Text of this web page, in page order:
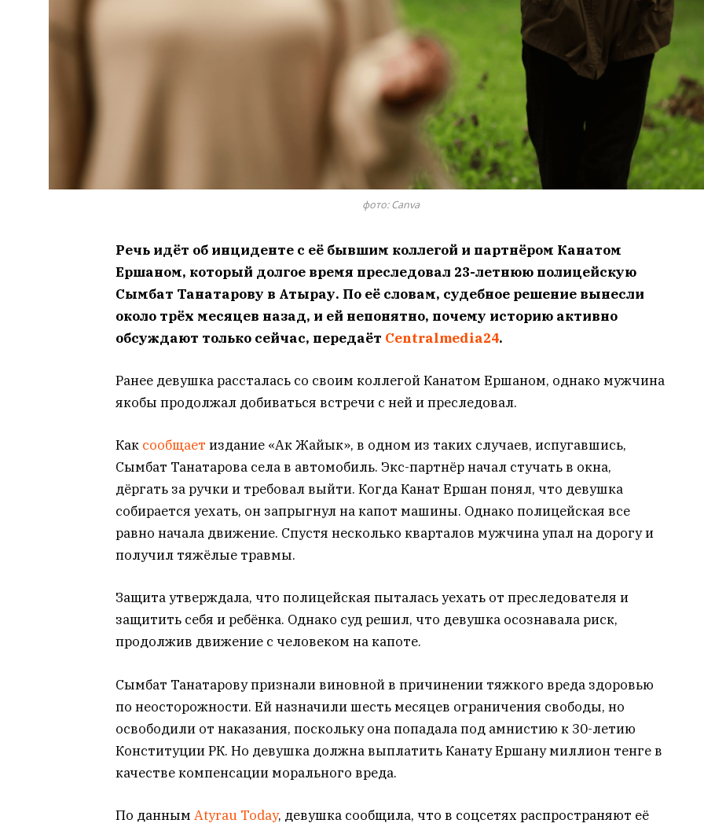
фото: Canva
Речь идёт об инциденте с её бывшим коллегой и партнёром Канатом
Ершаном, который долгое время преследовал 23-летнюю полицейскую
Сымбат Танатарову в Атырау. По её словам, судебное решение вынесли
около трёх месяцев назад, и ей непонятно, почему историю активно
обсуждают только сейчас, передаёт Centralmedia24.
Ранее девушка рассталась со своим коллегой Канатом Ершаном, однако мужчина
якобы продолжал добиваться встречи с ней и преследовал.
Как сообщает издание «Ак Жайык», в одном из таких случаев, испугавшись,
Сымбат Танатарова села в автомобиль. Экс-партнёр начал стучать в окна,
дёргать за ручки и требовал выйти. Когда Канат Ершан понял, что девушка
собирается уехать, он запрыгнул на капот машины. Однако полицейская все
равно начала движение. Спустя несколько кварталов мужчина упал на дорогу и
получил тяжёлые травмы.
Защита утверждала, что полицейская пыталась уехать от преследователя и
защитить себя и ребёнка. Однако суд решил, что девушка осознавала риск,
продолжив движение с человеком на капоте.
Сымбат Танатарову признали виновной в причинении тяжкого вреда здоровью
по неосторожности. Ей назначили шесть месяцев ограничения свободы, но
освободили от наказания, поскольку она попадала под амнистию к 30-летию
Конституции РК. Но девушка должна выплатить Канату Ершану миллион тенге в
качестве компенсации морального вреда.
По данным Аtyrau Today, девушка сообщила, что в соцсетях распространяют её